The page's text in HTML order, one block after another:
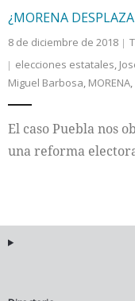
¿MORENA
8 de diciembre de 2018
elecciones estatales,
Miguel Barbosa, MORENA,
El caso Puebla nos
una reforma